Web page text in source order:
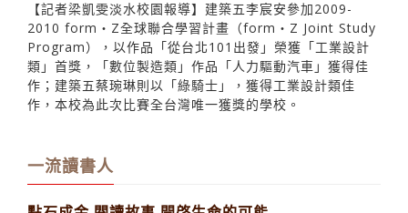
form‧Z 大賽 建築系 李宸安獲首獎
【記者梁凱雯淡水校園報導】建築五李宸安參加2009-
2010 form‧Z全球聯合學習計畫（form‧Z Joint Study
Program），以作品「從台北101出發」榮獲「工業設計
類」首獎，「數位製造類」作品「人力驅動汽車」獲得佳
一流讀書人